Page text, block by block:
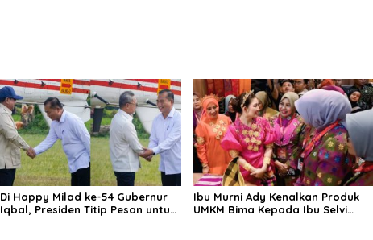
Di Happy Milad ke-54 Gubernur
Iqbal, Presiden Titip Pesan untuk
Ibu Murni Ady Kenalkan Produk
UMKM Bima Kepada Ibu Selvi